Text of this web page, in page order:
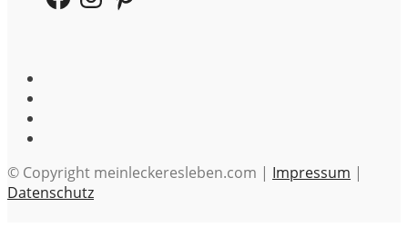
© Copyright meinleckeresleben.com | Impressum |
Datenschutz